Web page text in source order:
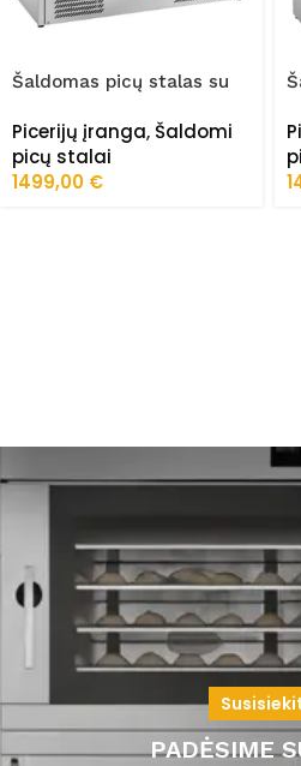
Šaldomas picų stalas su
Picerijų įranga, Šaldomi
picų stalai
1499,00 €
PADĖSIME